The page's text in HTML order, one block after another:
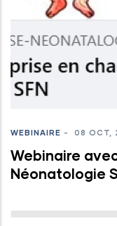
WEBINAIRE - 08 OCT,
Webinaire
Néonatologie